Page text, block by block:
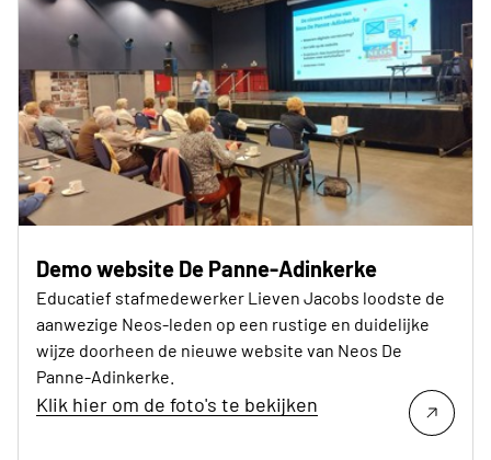
Demo website De Panne-Adinkerke
Educatief stafmedewerker Lieven Jacobs loodste de
aanwezige Neos-leden op een rustige en duidelijke
wijze doorheen de nieuwe website van Neos De
Panne-Adinkerke.
Klik hier om de foto's te bekijken